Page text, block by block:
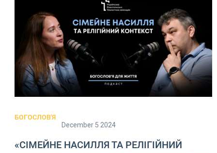
БОГОСЛОВ'Я
December 5 2024
«СІМЕЙНЕ НАСИЛЛЯ ТА РЕЛІГІЙНИЙ